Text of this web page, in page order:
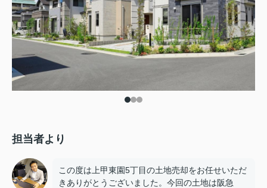
担当者より
この度は上甲東園5丁目の土地売却をお任せいただ
きありがとうございました。今回の土地は阪急